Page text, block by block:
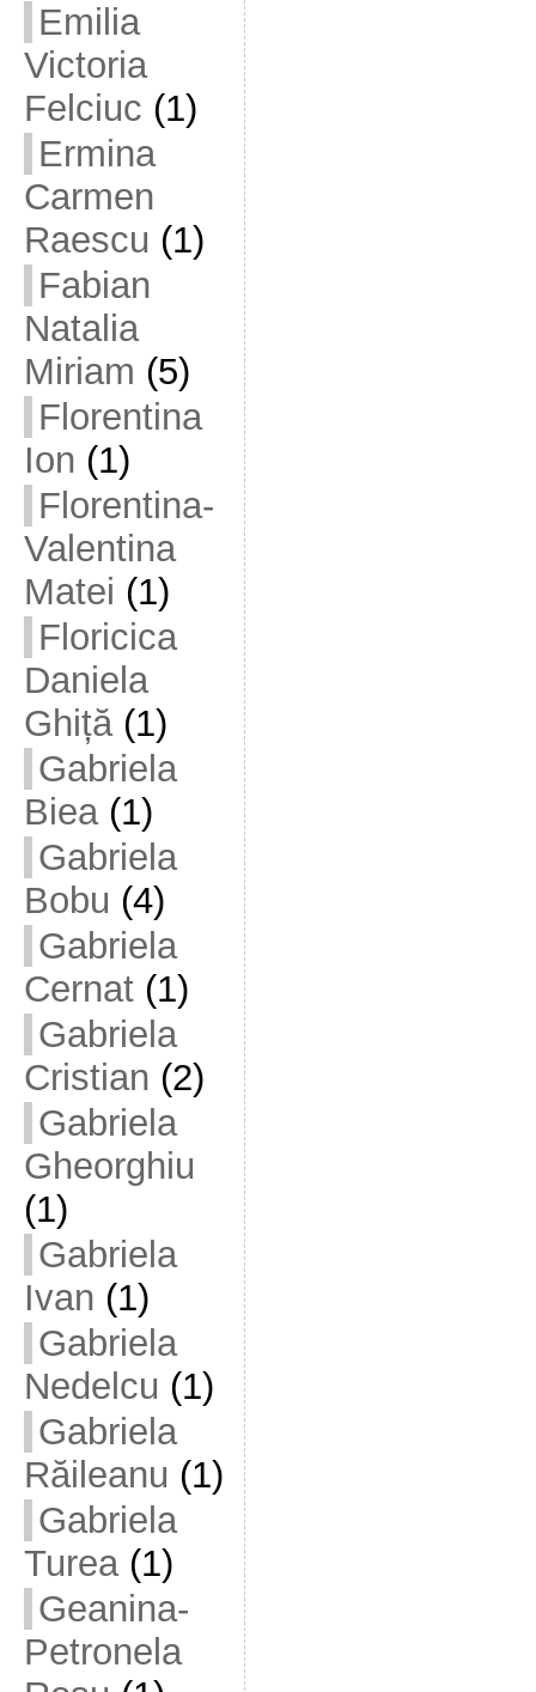
Emilia
Victoria
Felciuc (1)
Ermina
Carmen
Raescu (1)
Fabian
Natalia
Miriam (5)
Florentina
Ion (1)
Florentina-
Valentina
Matei (1)
Floricica
Daniela
Ghiță(1)
Gabriela
Biea(1)
Gabriela
Bobu (4)
Gabriela
Cernat(1)
Gabriela
Cristian (2)
Gabriela
Gheorghiu
(1)
Gabriela
Ivan (1)
Gabriela
Nedelcu (1)
Gabriela
Răileanu (1)
Gabriela
Turea(1)
Geanina-
Petronela